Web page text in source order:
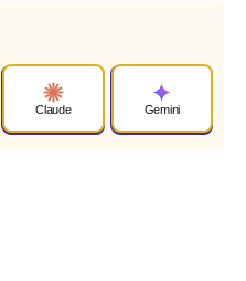
Claude Gemini